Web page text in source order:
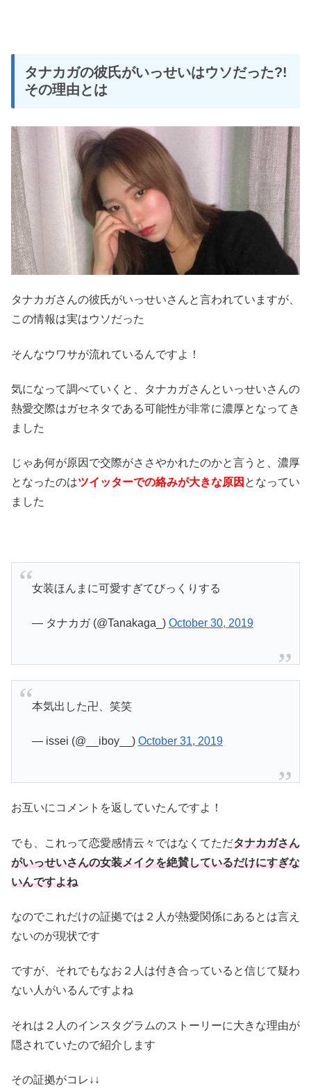
タナカガの彼氏がいっせいはウソだった?!
その理由とは
タナカガさんの彼氏がいっせいさんと言われていますが、
この情報は実はウソだった
そんなウワサが流れているんですよ！
気になって調べていくと、タナカガさんといっせいさんの
熱愛交際はガセネタである可能性が非常に濃厚となってき
ました
じゃあ何が原因で交際がささやかれたのかと言うと、濃厚
となったのはツイッターでの絡みが大きな原因 となってい
ました
女装ほんまに可愛すぎてびっくりする
— タナカガ (@Tanakaga_) October 30, 2019
本気出した卍、笑笑
— issei (@__iboy__) October 31, 2019
お互いにコメントを返していたんですよ！
でも、これって恋愛感情云々ではなくてただタナカガさん
がいっせいさんの女装メイクを絶賛しているだけにすぎな
いんですよね
なのでこれだけの証拠では２人が熱愛関係にあるとは言え
ないのが現状です
ですが、それでもなお２人は付き合っていると信じて疑わ
ない人がいるんですよね
それは２人のインスタグラムのストーリーに大きな理由が
隠されていたので紹介します
その証拠がコレ↓↓